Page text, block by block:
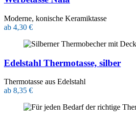
Moderne, konische Keramiktasse
ab 4,30 €
Edelstahl Thermotasse, silber
Thermotasse aus Edelstahl
ab 8,35 €